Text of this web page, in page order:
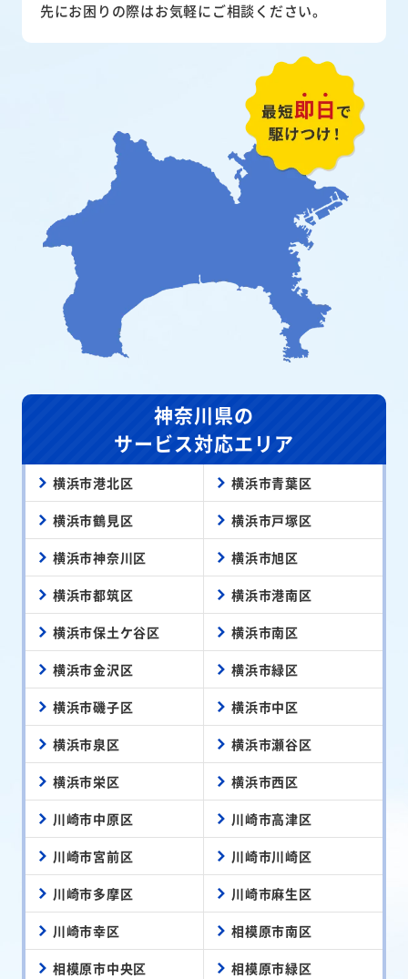
先にお困りの際はお気軽にご相談ください。
神奈川県の
サービス対応エリア
横浜市港北区 横浜市青葉区
横浜市鶴見区 横浜市戸塚区
横浜市神奈川区 横浜市旭区
横浜市都筑区 横浜市港南区
横浜市保土ケ谷区 横浜市南区
横浜市金沢区 横浜市緑区
横浜市磯子区 横浜市中区
横浜市泉区 横浜市瀬谷区
横浜市栄区 横浜市西区
川崎市中原区 川崎市高津区
川崎市宮前区 川崎市川崎区
川崎市多摩区 川崎市麻生区
川崎市幸区 相模原市南区
相模原市中央区 相模原市緑区